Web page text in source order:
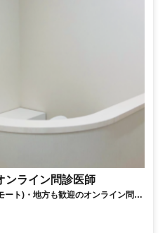
ンライン問診医師
ト)・地方も歓迎のオンライン問診